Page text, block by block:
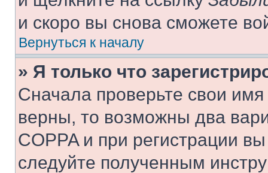
и скоро вы снова сможете
Вернуться к началу
» Я только что
Сначала проверьте свои
верны, то возможны два
COPPA и при регистрации
следуйте полученным